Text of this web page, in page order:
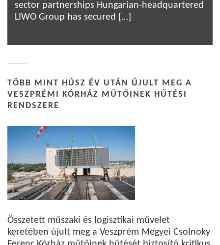
sector partnerships Hungarian-headquartered
LIWO Group has secured […]
TÖBB MINT HÚSZ ÉV UTÁN ÚJULT MEG A
VESZPRÉMI KÓRHÁZ MŰTŐINEK HŰTÉSI
RENDSZERE
Összetett műszaki és logisztikai művelet
keretében újult meg a Veszprém Megyei Csolnoky